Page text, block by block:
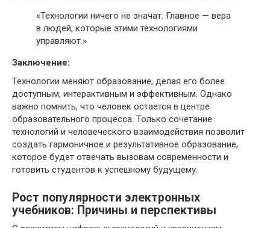
«Технологии ничего не значат. Главное — вера
в людей, которые этими технологиями
управляют.»
Заключение:
Технологии меняют образование, делая его более
доступным, интерактивным и эффективным. Однако
важно помнить, что человек остается в центре
образовательного процесса. Только сочетание
технологий и человеческого взаимодействия позволит
создать гармоничное и результативное образование,
которое будет отвечать вызовам современности и
готовить студентов к успешному будущему.
Рост популярности электронных
учебников: Причины и перспективы